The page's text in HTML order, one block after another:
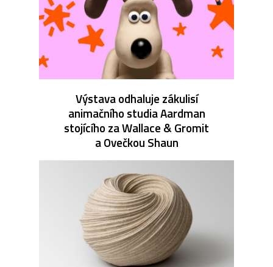
Výstava odhaluje zákulisí
animačního studia Aardman
stojícího za Wallace & Gromit
a Ovečkou Shaun